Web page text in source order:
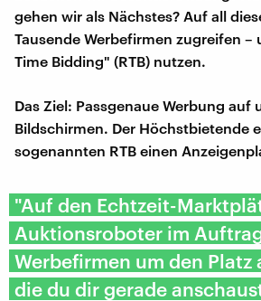
gehen wir als Nächstes? Auf all
Tausende Werbefirmen zugreifen –
Time Bidding" (RTB) nutzen.
Das Ziel: Passgenaue Werbung auf
Bildschirmen. Der Höchstbietende
sogenannten RTB einen
"Auf den Echtzeit-
Auktionsroboter im
Werbefirmen um den Platz
die du dir gerade